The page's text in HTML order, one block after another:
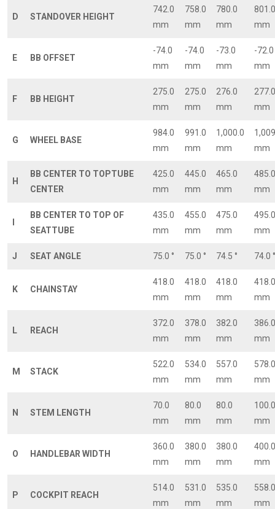
D STANDOVER HEIGHT
742.0
mm
758.0
mm
780.0
mm
801.0
mm
E BB OFFSET
-74.0
mm
-74.0
mm
-73.0
mm
-72.0
mm
F BB HEIGHT
275.0
mm
275.0
mm
276.0
mm
277.0
mm
G WHEEL BASE
984.0
mm
991.0
mm
1,000.0
mm
mm
H
BB CENTER TO TOPTUBE
CENTER
425.0
mm
445.0
mm
465.0
mm
485.0
mm
BB CENTER TO TOP OF
SEATTUBE
435.0
mm
455.0
mm
475.0
mm
495.0
mm
J SEAT ANGLE 75.0 ° 75.0 ° 74.5 ° 74.0 °
K CHAINSTAY
418.0
mm
418.0
mm
418.0
mm
418.0
mm
L REACH
372.0
mm
378.0
mm
382.0
mm
386.0
mm
M STACK
522.0
mm
534.0
mm
557.0
mm
578.0
mm
N STEM LENGTH
70.0
mm
80.0
mm
80.0
mm
100.0
mm
O HANDLEBAR WIDTH
360.0
mm
380.0
mm
380.0
mm
400.0
mm
P COCKPIT REACH
514.0
mm
531.0
mm
535.0
mm
558.0
mm